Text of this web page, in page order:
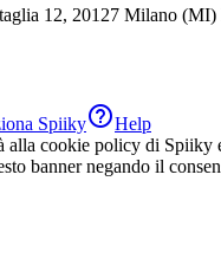
12, 20127 Milano
SpiikyHelp
cookie policy di Spiiky
banner negando il